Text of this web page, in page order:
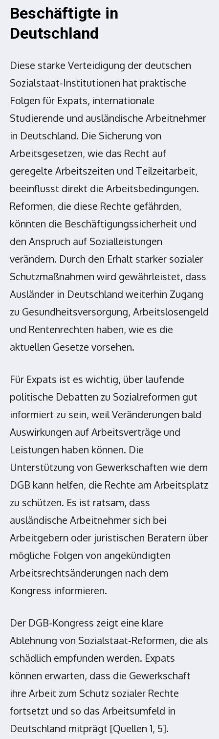
Beschäftigte in
Deutschland
Diese starke Verteidigung der deutschen
Sozialstaat-Institutionen hat praktische
Folgen für Expats, internationale
Studierende und ausländische Arbeitnehmer
in Deutschland. Die Sicherung von
Arbeitsgesetzen, wie das Recht auf
geregelte Arbeitszeiten und Teilzeitarbeit,
beeinflusst direkt die Arbeitsbedingungen.
Reformen, die diese Rechte gefährden,
könnten die Beschäftigungssicherheit und
den Anspruch auf Sozialleistungen
verändern. Durch den Erhalt starker sozialer
Schutzmaßnahmen wird gewährleistet, dass
Ausländer in Deutschland weiterhin Zugang
zu Gesundheitsversorgung, Arbeitslosengeld
und Rentenrechten haben, wie es die
aktuellen Gesetze vorsehen.
Für Expats ist es wichtig, über laufende
politische Debatten zu Sozialreformen gut
informiert zu sein, weil Veränderungen bald
Auswirkungen auf Arbeitsverträge und
Leistungen haben können. Die
Unterstützung von Gewerkschaften wie dem
DGB kann helfen, die Rechte am Arbeitsplatz
zu schützen. Es ist ratsam, dass
ausländische Arbeitnehmer sich bei
Arbeitgebern oder juristischen Beratern über
mögliche Folgen von angekündigten
Arbeitsrechtsänderungen nach dem
Kongress informieren.
Der DGB-Kongress zeigt eine klare
Ablehnung von Sozialstaat-Reformen, die als
schädlich empfunden werden. Expats
können erwarten, dass die Gewerkschaft
ihre Arbeit zum Schutz sozialer Rechte
fortsetzt und so das Arbeitsumfeld in
Deutschland mitprägt [Quellen 1, 5].